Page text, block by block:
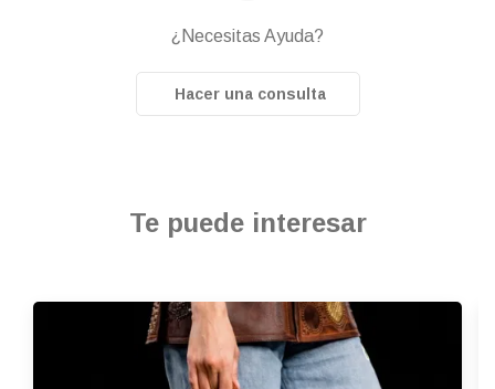
¿Necesitas Ayuda?
Hacer una consulta
Te puede interesar